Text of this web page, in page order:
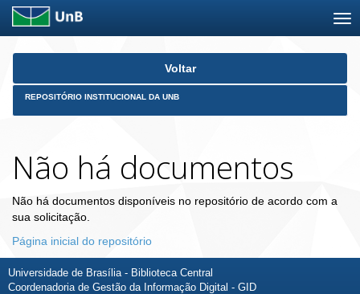
Skip
Voltar
REPOSITÓRIO INSTITUCIONAL DA UNB
Não há documentos
Não há documentos disponíveis no repositório de acordo com a
sua solicitação.
Página inicial do repositório
Universidade de Brasília - Biblioteca Central
Coordenadoria de Gestão da Informação Digital - GID